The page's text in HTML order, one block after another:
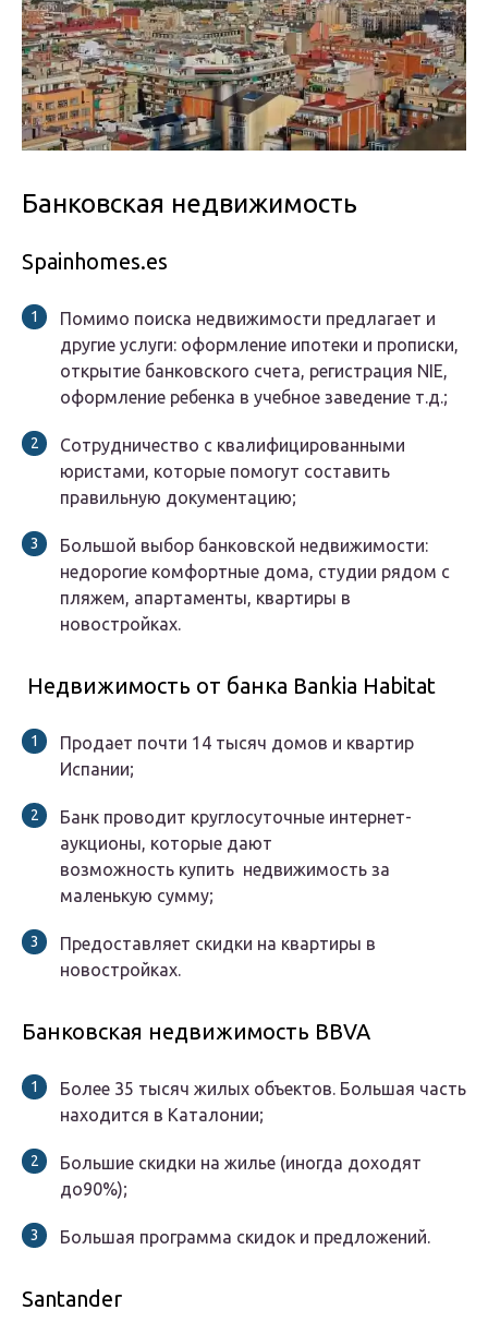
Банковская недвижимость
Spainhomes.es
Помимо поиска недвижимости предлагает и
другие услуги: оформление ипотеки и прописки,
открытие банковского счета, регистрация NIE,
оформление ребенка в учебное заведение т.д.;
Сотрудничество с квалифицированными
юристами, которые помогут составить
правильную документацию;
Большой выбор банковской недвижимости:
недорогие комфортные дома, студии рядом с
пляжем, апартаменты, квартиры в
новостройках.
Недвижимость от банка Bankia Habitat
Продает почти 14 тысяч домов и квартир
Испании;
Банк проводит круглосуточные интернет-
аукционы, которые дают
возможность купить недвижимость за
маленькую сумму;
Предоставляет скидки на квартиры в
новостройках.
Банковская недвижимость BBVA
Более 35 тысяч жилых объектов. Большая часть
находится в Каталонии;
Большие скидки на жилье (иногда доходят
до90%);
Большая программа скидок и предложений.
Santander